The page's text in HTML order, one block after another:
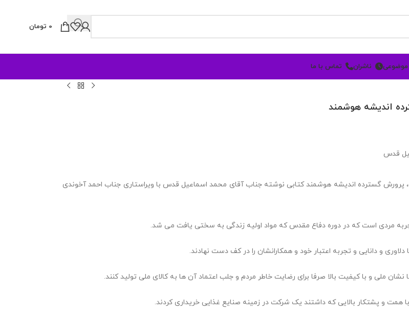
0 تومان
موضوعی ناشران تماس با ما
اندیشه هوشمند
قدس
پرورش گسترده اندیشه هوشمند کتابی نوشته جناب آقای محمد اسماعیل قدس با ویراستاری جناب احمد آخوندی
تجربه مردی است که در دوره دفاع مقدس که مواد اولیه زندگی به سختی یافت می شد.
دلاوری و دانایی و تجربه اعتبار خود و همکارانشان را در کف دست نهادند.
نشان ملی و با کیفیت بالا صرفا برای رضایت خاطر مردم و جلب اعتماد آن ها به کالای ملی تولید کنند.
همت و پشتکار بالایی که داشتند یک شرکت در زمینه صنایع غذایی خریداری کردند.